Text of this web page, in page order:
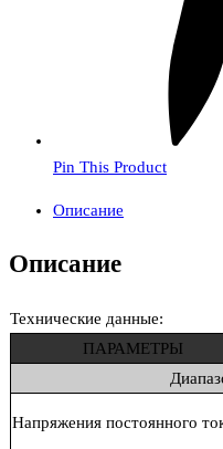
Pin This Product
Описание
Описание
Технические данные:
ПАРАМЕТРЫ
Напряжения постоянного